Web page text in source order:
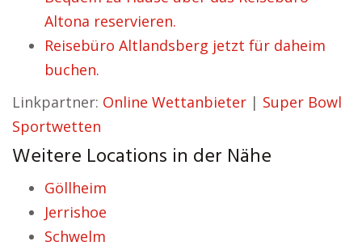
Altona reservieren.
Reisebüro Altlandsberg jetzt für daheim
buchen.
Linkpartner: Online Wettanbieter | Super Bowl
Sportwetten
Weitere Locations in der Nähe
Göllheim
Jerrishoe
Schwelm